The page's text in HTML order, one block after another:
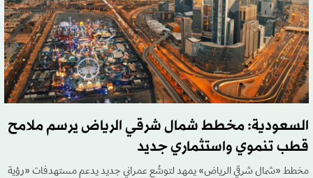
السعودية: مخطط شمال شرقي الرياض يرسم ملامح
قطب تنموي واستثماري جديد
مخطط «شمال شرقي الرياض» يمهد لتوسُّع عمراني جديد يدعم مستهدفات «رؤية